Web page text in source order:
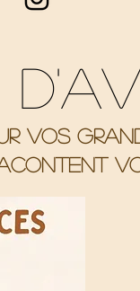
vos